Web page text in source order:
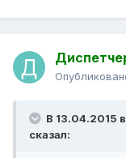
В 13.04.2015
сказал: